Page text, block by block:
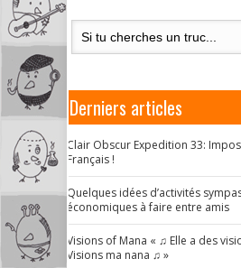
Derniers articles
Clair Obscur Expedition 33:
Français !
Quelques idées d’activités
économiques à faire entre amis
Visions of Mana « ♫ Elle a des
Visions ma nana ♫ »